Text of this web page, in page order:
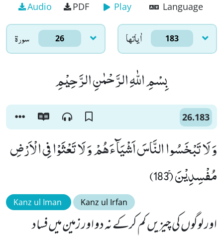
Audio PDF Play Language
سورۃ 26 اٰياتها 183
بِسْمِ اللّٰهِ الرَّحْمٰنِ الرَّحِیْمِ
26.183
وَ لَا تَبْخَسُوا النَّاسَ اَشْیَآءَهُمْ وَ لَا تَعْثَوْا فِی الْاَرْضِ
مُفْسِدِیْنَۚ (183)
Kanz ul Iman Kanz ul Irfan
اور لوگوں کی چیزیں کم کرکے نہ دو اور زمین میں فساد